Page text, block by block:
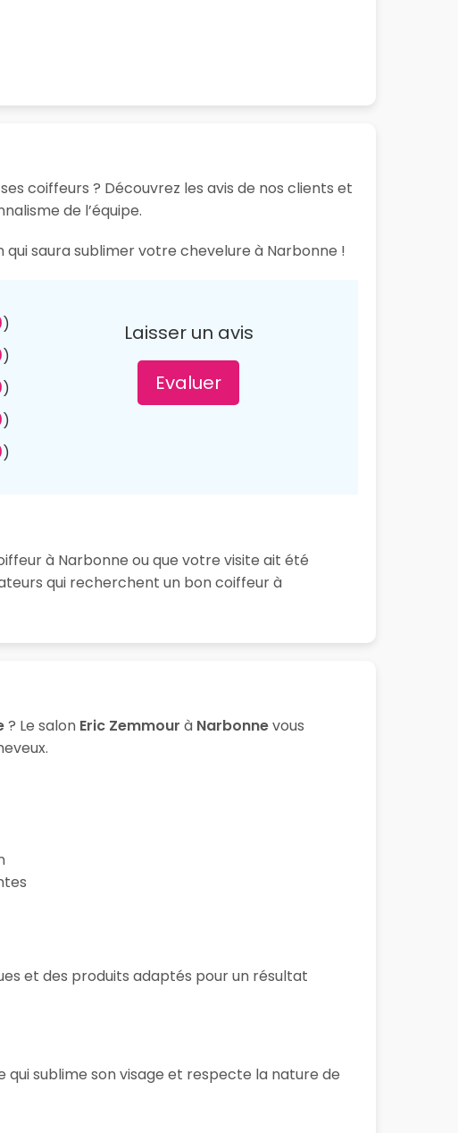
coiffeurs ? Découvrez les avis de nos clients et
de l’équipe.
saura sublimer votre chevelure à Narbonne !
)
)
)
)
)
Laisser un avis
Evaluer
à Narbonne ou que votre visite ait été
qui recherchent un bon coiffeur à
? Le salon Eric Zemmour à Narbonnevous
et des produits adaptés pour un résultat
qui sublime son visage et respecte la nature de